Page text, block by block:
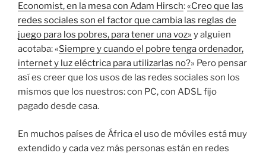
Economist, en la mesa con Adam Hirsch:«Creo que las
redes sociales son el factor que cambia las reglas de
juego para los pobres, para tener una voz» y alguien
acotaba: «Siempre y cuando el pobre tenga ordenador,
internet y luz eléctrica para utilizarlas no?» Pero pensar
así es creer que los usos de las redes sociales son los
mismos que los nuestros: con PC, con ADSL fijo
pagado desde casa.
En muchos países de África el uso de móviles está muy
extendido y cada vez más personas están en redes